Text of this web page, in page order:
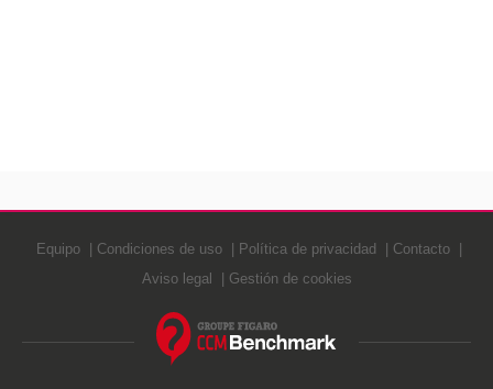
Equipo Condiciones de uso Política de privacidad
Contacto
Aviso legal
Gestión de cookies